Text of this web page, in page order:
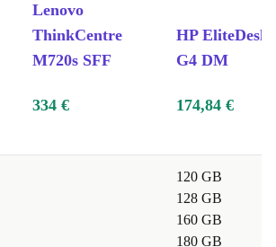
Lenovo
ThinkCentre
M720s SFF
HP EliteDesk
G4 DM
334 € 174,84 €
120 GB
128 GB
160 GB
180 GB